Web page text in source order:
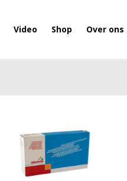
Video Shop Over ons